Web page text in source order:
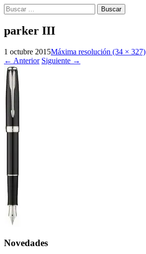
Buscar:
parker III
1 octubre 2015Máxima resolución (34 × 327)
← Anterior Siguiente →
Novedades